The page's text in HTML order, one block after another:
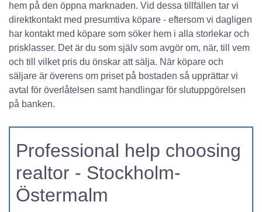
hem på den öppna marknaden. Vid dessa tillfällen tar vi
direktkontakt med presumtiva köpare - eftersom vi dagligen
har kontakt med köpare som söker hem i alla storlekar och
prisklasser. Det är du som själv som avgör om, när, till vem
och till vilket pris du önskar att sälja. När köpare och
säljare är överens om priset på bostaden så upprättar vi
avtal för överlåtelsen samt handlingar för slutuppgörelsen
på banken.
Professional help choosing
realtor - Stockholm-
Östermalm